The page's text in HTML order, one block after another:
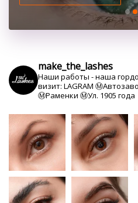
make_the_lashes
Наши работы - наша
визит: LAGRAM
Ⓜ️Раменки Ⓜ️Ул. 1905 года